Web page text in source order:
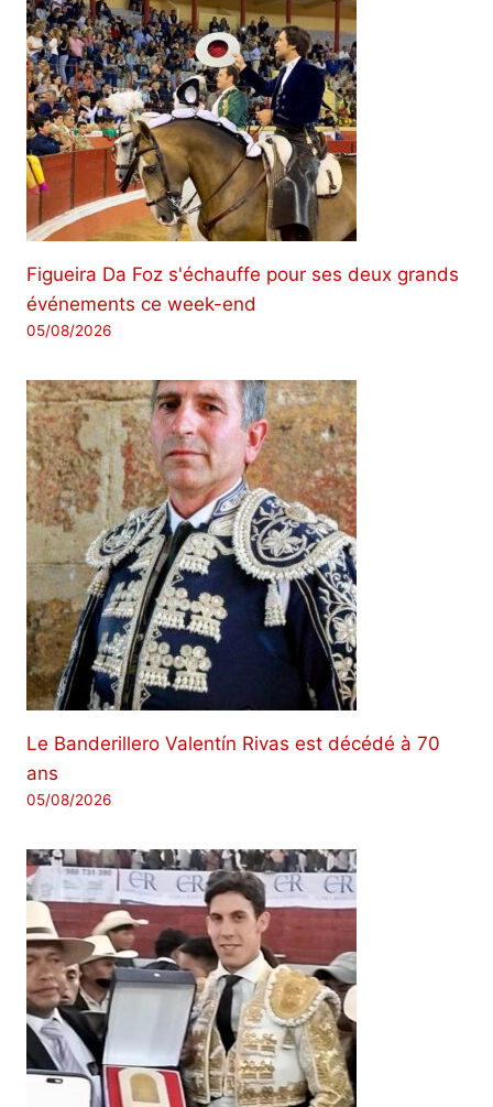
Figueira Da Foz s'échauffe pour ses deux grands
événements ce week-end
05/08/2026
Le Banderillero Valentín Rivas est décédé à 70
ans
05/08/2026